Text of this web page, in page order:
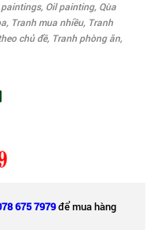
, Oil painting, Qùa
, Tranh mua nhiều, Tranh
chủ đề, Tranh phòng ăn,
675 7979để mua hàng